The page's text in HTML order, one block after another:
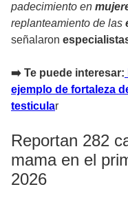
padecimiento en
replanteamiento de las
señalaron
➡️ Te puede interesar:
ejemplo de fortaleza
testicular
Reportan 282
mama en el
2026